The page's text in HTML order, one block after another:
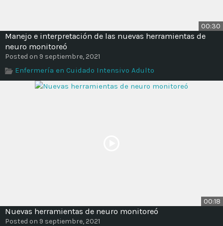
00:30
Manejo e interpretación de las nuevas herramientas de
neuro monitoreó
Posted on 9 septiembre, 2021
Enfermería en Cuidado Intensivo Adulto
00:18
Nuevas herramientas de neuro monitoreó
Posted on 9 septiembre, 2021